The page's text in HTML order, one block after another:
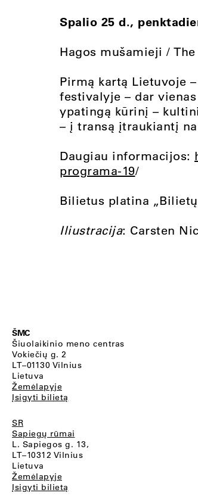
Spalio 25 d.,
Hagos mušamieji /
Pirmą kartą Lietuvoje
festivalyje – dar
ypatingą kūrinį –
– į transą įtraukiantį
Daugiau informacijos:
programa-19/
Bilietus platina
Iliustracija: Carsten
ŠMC
Šiuolaikinio meno centras
Vokiečių g. 2
LT–01130 Vilnius
Lietuva
Žemėlapyje
Įsigyti bilietą
SR
Sapiegų rūmai
L. Sapiegos g. 13,
LT–10312 Vilnius
Lietuva
Žemėlapyje
Įsigyti bilietą